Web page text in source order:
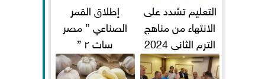
التعليم تشدد على
الانتهاء من مناهج
الترم الثاني 2024
قبل الامتحانات
إطلاق القمر
الصناعي ” مصر
سات ٢ ”